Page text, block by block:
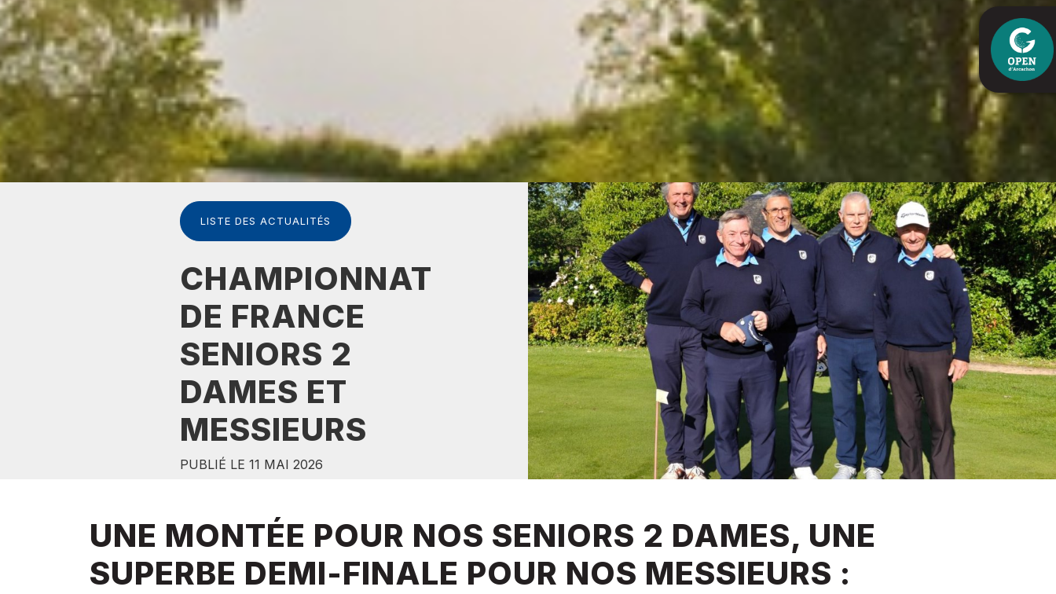
LISTE DES ACTUALITÉS
CHAMPIONNAT
DE FRANCE
SENIORS 2
DAMES ET
MESSIEURS
PUBLIÉ LE 11 MAI 2026
UNE MONTÉE POUR NOS SENIORS 2 DAMES, UNE
SUPERBE DEMI-FINALE POUR NOS MESSIEURS :